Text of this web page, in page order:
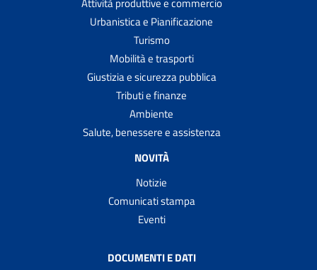
Urbanistica e Pianificazione
Turismo
Mobilità e trasporti
Giustizia e sicurezza pubblica
Tributi e finanze
Ambiente
Salute, benessere e assistenza
NOVITÀ
Notizie
Comunicati stampa
Eventi
DOCUMENTI E DATI